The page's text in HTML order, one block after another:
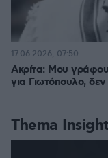
Ακρίτα: Μου
για Γιωτόπουλο,
17.06.2026, 07:50
Thema